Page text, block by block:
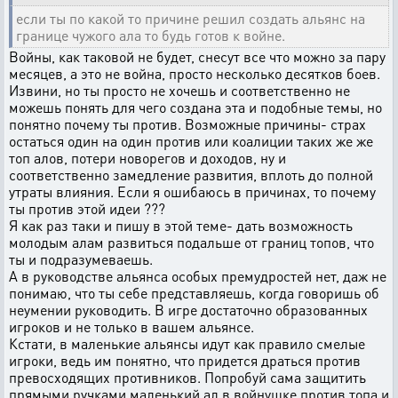
если ты по какой то причине решил создать альянс на
границе чужого ала то будь готов к войне.
Войны, как таковой не будет, снесут все что можно за пару
месяцев, а это не война, просто несколько десятков боев.
Извини, но ты просто не хочешь и соответственно не
можешь понять для чего создана эта и подобные темы, но
понятно почему ты против. Возможные причины- страх
остаться один на один против или коалиции таких же же
топ алов, потери новорегов и доходов, ну и
соответственно замедление развития, вплоть до полной
утраты влияния. Если я ошибаюсь в причинах, то почему
ты против этой идеи ???
Я как раз таки и пишу в этой теме- дать возможность
молодым алам развиться подальше от границ топов, что
ты и подразумеваешь.
А в руководстве альянса особых премудростей нет, даж не
понимаю, что ты себе представляешь, когда говоришь об
неумении руководить. В игре достаточно образованных
игроков и не только в вашем альянсе.
Кстати, в маленькие альянсы идут как правило смелые
игроки, ведь им понятно, что придется драться против
превосходящих противников. Попробуй сама защитить
прямыми ручками маленький ал в войнушке против топа и